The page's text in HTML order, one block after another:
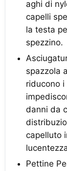
aghi di
capelli
la testa
spezzino.
spazzola
riducono
danni da
capelluto
Pettine